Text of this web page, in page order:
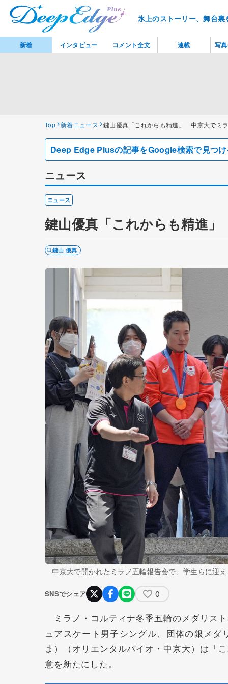
氷上のストーリー、舞台
Top 新着ニュース 鍵山優真「これからも精進」 中京大でミ
Deep Edge Plusの記事をGoogle検索で見つ
ニュース
ニュース
鍵山優真「これからも精進
鍵山 優真
中京大で開かれたミラノ五輪報告会で、学生らに迎
SNSでシェア 0
ミラノ・コルティナ冬季五輪のメダリス
ュアスケート男子シングル、団体の銀メダ
ま）（オリエンタルバイオ・中京大）は「
意を新たにした。
新着 インタビュー コメント全文 連載 写